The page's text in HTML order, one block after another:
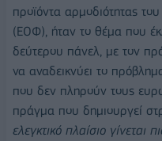
προϊόντα αρμοδιότητας
(ΕΟΦ), ήταν το θέμα που
δεύτερου πάνελ, με τον
να αναδεικνύει το
που δεν πληρούν τους
πράγμα που δημιουργεί
ελεγκτικό πλαίσιο γίνεται